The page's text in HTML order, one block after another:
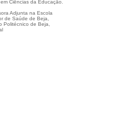
Ciências da Educação.
Adjunta na Escola
de Saúde de Beja,
Politécnico de Beja,